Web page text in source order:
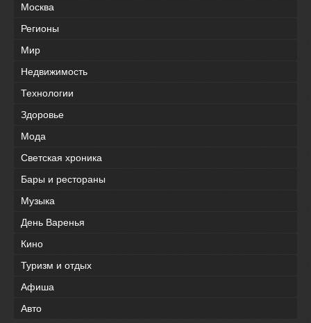
Москва
Регионы
Мир
Недвижимость
Технологии
Здоровье
Мода
Светская хроника
Бары и рестораны
Музыка
День Варенья
Кино
Туризм и отдых
Афиша
Авто